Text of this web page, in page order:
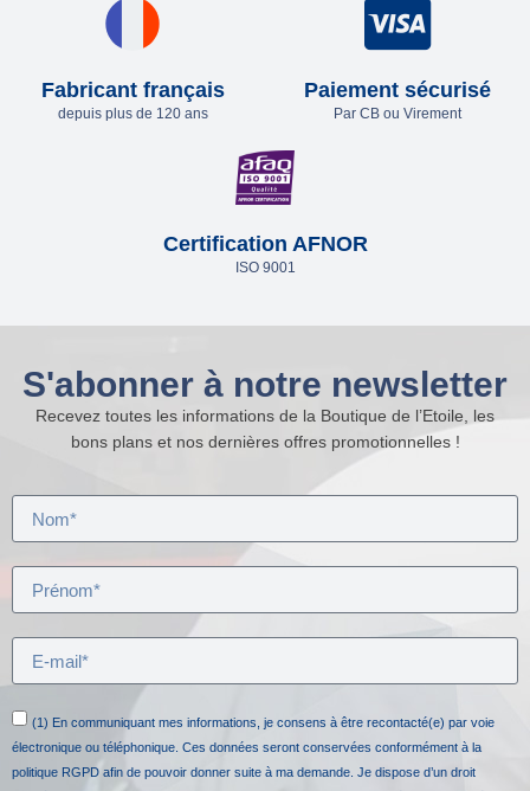
Fabricant français
depuis plus de 120 ans
Paiement sécurisé
Par CB ou Virement
Certification AFNOR
ISO 9001
S'abonner à notre newsletter
Recevez toutes les informations de la Boutique de l’Etoile, les
bons plans et nos dernières offres promotionnelles !
(1) En communiquant mes informations, je consens à être recontacté(e) par voie
électronique ou téléphonique. Ces données seront conservées conformément à la
politique RGPD afin de pouvoir donner suite à ma demande. Je dispose d’un droit